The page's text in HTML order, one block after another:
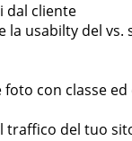
dal cliente
la usabilty del vs.
con classe ed
traffico del tuo